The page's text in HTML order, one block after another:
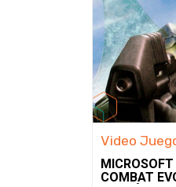
Video
COMBAT